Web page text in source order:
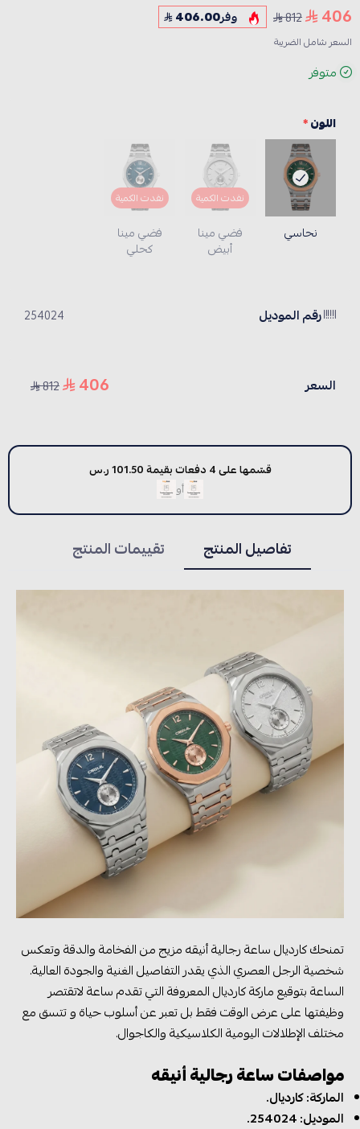
406
812 وفر406.00
السعر شامل الضريبة
متوفر
اللون*
نحاسي
نفدت الكمية
فضي مينا
أبيض
نفدت الكمية
فضي مينا
كحلي
رقم الموديل 254024
السعر 406
812
قسّمها على 4 دفعات بقيمة 101.50 ر.س
أو
تفاصيل المنتج تقييمات المنتج
تمنحك كارديال ساعة رجالية أنيقه مزيج من الفخامة والدقة وتعكس
شخصية الرجل العصري الذي يقدر التفاصيل الغنية والجودة العالية.
الساعة بتوقيع ماركة كارديال المعروفة التي تقدم ساعة لاتقتصر
وظيفتها على عرض الوقت فقط بل تعبر عن أسلوب حياة و تتسق مع
مختلف الإطلالات اليومية الكلاسيكية والكاجوال.
مواصفات ساعة رجالية أنيقه
الماركة: كارديال.
الموديل: 254024.